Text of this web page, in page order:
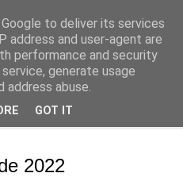
2022
to deliver its services
address and user-agent are
performance and security
generate usage
abuse.
GOT IT